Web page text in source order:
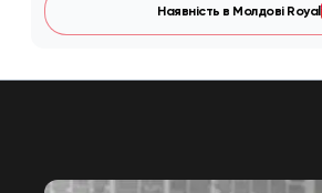
Наявність в Молдові Royal